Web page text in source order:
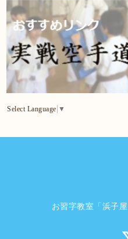
Select Language ▼
お習字教室「浜子